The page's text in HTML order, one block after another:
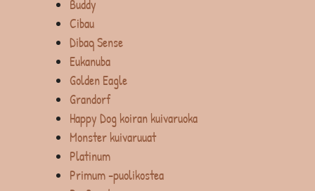
Buddy
Cibau
Dibaq Sense
Eukanuba
Golden Eagle
Grandorf
Happy Dog koiran kuivaruoka
Monster kuivaruuat
Platinum
Primum -puolikostea